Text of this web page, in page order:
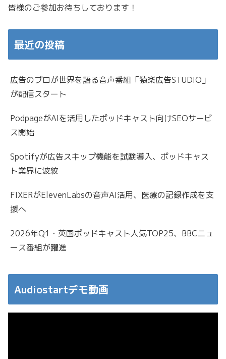
皆様のご参加お待ちしております！
最近の投稿
広告のプロが世界を語る音声番組「猿楽広告STUDIO」
が配信スタート
PodpageがAIを活用したポッドキャスト向けSEOサービ
ス開始
Spotifyが広告スキップ機能を試験導入、ポッドキャス
ト業界に波紋
FIXERがElevenLabsの音声AI活用、医療の記録作成を支
援へ
2026年Q1・英国ポッドキャスト人気TOP25、BBCニュ
ース番組が躍進
Audiostartデモ動画